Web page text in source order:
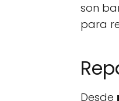
son
para
Desde